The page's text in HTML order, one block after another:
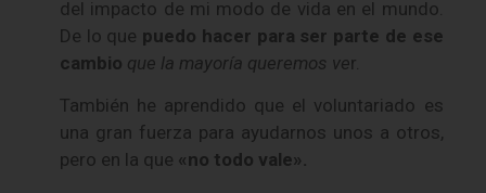
del impacto de mi modo de vida en el mundo.
De lo que puedo hacer para ser parte de ese
cambio que la mayoría queremos ver.
También he aprendido que el voluntariado es
una gran fuerza para ayudarnos unos a otros,
pero en la que «no todo vale».